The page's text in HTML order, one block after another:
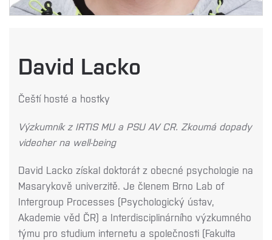
David Lacko
Čeští hosté a hostky
Výzkumník z IRTIS MU a PSU AV CR. Zkoumá dopady
videoher na well-being
David Lacko získal doktorát z obecné psychologie na
Masarykově univerzitě. Je členem Brno Lab of
Intergroup Processes (Psychologický ústav,
Akademie věd ČR) a Interdisciplinárního výzkumného
týmu pro studium internetu a společnosti (Fakulta